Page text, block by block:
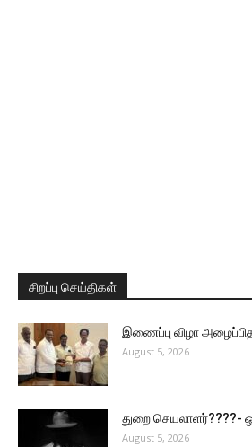
சிறப்பு செய்திகள்
இணைப்பு விழா
August 5, 2026
துறை செயலாளர்????-
August 5, 2026